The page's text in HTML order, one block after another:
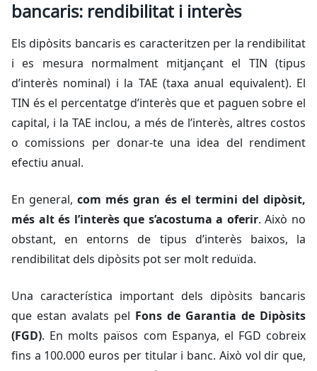
bancaris: rendibilitat i interès
Els dipòsits bancaris es caracteritzen per la rendibilitat
i es mesura normalment mitjançant el TIN (tipus
d’interès nominal) i la TAE (taxa anual equivalent). El
TIN és el percentatge d’interès que et paguen sobre el
capital, i la TAE inclou, a més de l’interès, altres costos
o comissions per donar-te una idea del rendiment
efectiu anual.
En general,com més gran és el termini del dipòsit,
més alt és l’interès que s’acostuma a oferir. Això no
obstant, en entorns de tipus d’interès baixos, la
rendibilitat dels dipòsits pot ser molt reduïda.
Una característica important dels dipòsits bancaris
que estan avalats pel Fons de Garantia de Dipòsits
(FGD). En molts països com Espanya, el FGD cobreix
fins a 100.000 euros per titular i banc. Això vol dir que,